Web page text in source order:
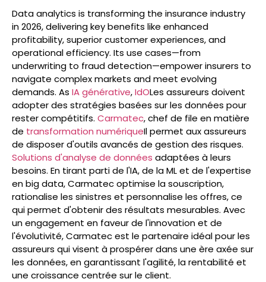
Data analytics is transforming the insurance industry
in 2026, delivering key benefits like enhanced
profitability, superior customer experiences, and
operational efficiency. Its use cases—from
underwriting to fraud detection—empower insurers to
navigate complex markets and meet evolving
demands. As IA générative,IdOLes assureurs doivent
adopter des stratégies basées sur les données pour
rester compétitifs. Carmatec, chef de file en matière
de transformation numériqueIl permet aux assureurs
de disposer d'outils avancés de gestion des risques.
Solutions d'analyse de données adaptées à leurs
besoins. En tirant parti de l'IA, de la ML et de l'expertise
en big data, Carmatec optimise la souscription,
rationalise les sinistres et personnalise les offres, ce
qui permet d'obtenir des résultats mesurables. Avec
un engagement en faveur de l'innovation et de
l'évolutivité, Carmatec est le partenaire idéal pour les
assureurs qui visent à prospérer dans une ère axée sur
les données, en garantissant l'agilité, la rentabilité et
une croissance centrée sur le client.